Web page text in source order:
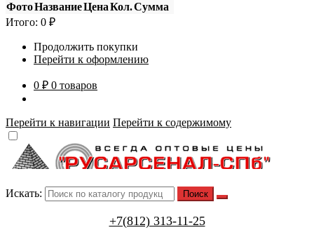
ФотоНазваниеЦенаКол.Сумма
Итого: 0 ₽
Продолжить покупки
Перейти к оформлению
0 ₽ 0 товаров
Перейти к навигации Перейти к содержимому
Искать:
+7(812) 313-11-25